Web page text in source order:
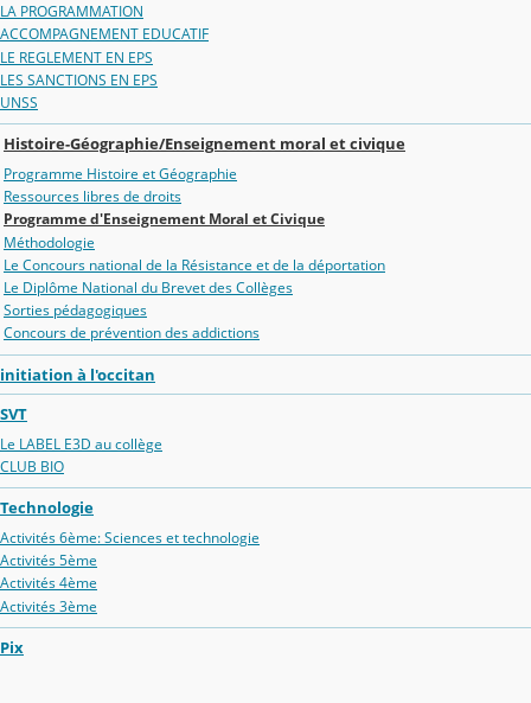
LA PROGRAMMATION
ACCOMPAGNEMENT EDUCATIF
LE REGLEMENT EN EPS
LES SANCTIONS EN EPS
UNSS
Histoire-Géographie/Enseignement moral et civique
Programme Histoire et Géographie
Ressources libres de droits
Programme d'Enseignement Moral et Civique
Méthodologie
Le Concours national de la Résistance et de la déportation
Le Diplôme National du Brevet des Collèges
Sorties pédagogiques
Concours de prévention des addictions
initiation à l'occitan
SVT
Le LABEL E3D au collège
CLUB BIO
Technologie
Activités 6ème: Sciences et technologie
Activités 5ème
Activités 4ème
Activités 3ème
Pix